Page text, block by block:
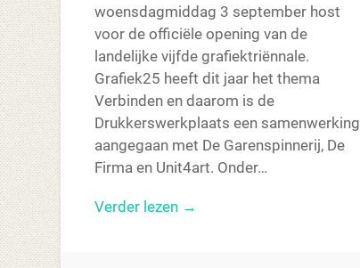
woensdagmiddag 3 september host
voor de officiële opening van de
landelijke vijfde grafiektriënnale.
Grafiek25 heeft dit jaar het thema
Verbinden en daarom is de
Drukkerswerkplaats een samenwerking
aangegaan met De Garenspinnerij, De
Firma en Unit4art. Onder…
Verder lezen →